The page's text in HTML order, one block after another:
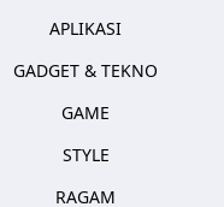
APLIKASI
GADGET & TEKNO
GAME
STYLE
RAGAM